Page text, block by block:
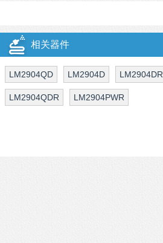
相关器件
LM2904QD LM2904D LM2904DR
LM2904QDR LM2904PWR